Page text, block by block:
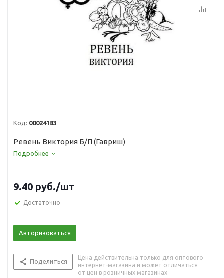
Код: 00024183
Ревень Виктория Б/П (Гавриш)
Подробнее
9.40 руб./шт
Достаточно
Авторизоваться
Поделиться
Цена действительна только для оптового
интернет-магазина и может отличаться
от цен в розничных магазинах